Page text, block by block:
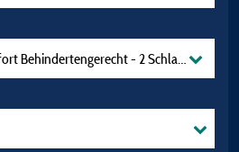
Behindertengerecht - 2 Schlafzimmer